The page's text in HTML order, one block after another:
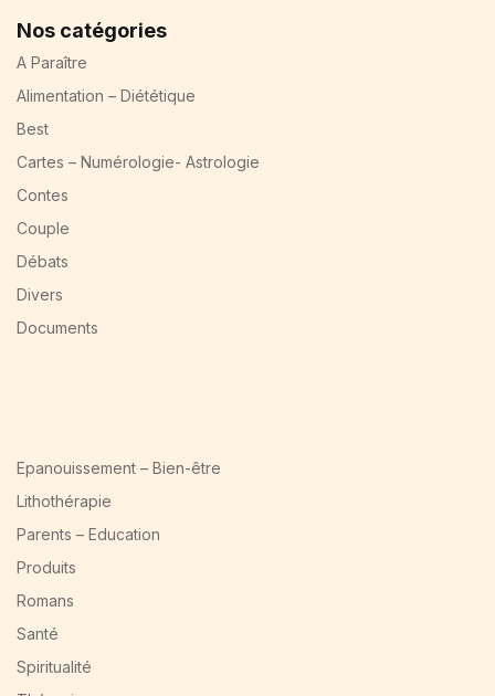
Nos catégories
A Paraître
Alimentation – Diététique
Best
Cartes – Numérologie- Astrologie
Contes
Couple
Débats
Divers
Documents
Epanouissement – Bien-être
Lithothérapie
Parents – Education
Produits
Romans
Santé
Spiritualité